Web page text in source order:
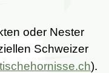
oder Nester
Schweizer
).